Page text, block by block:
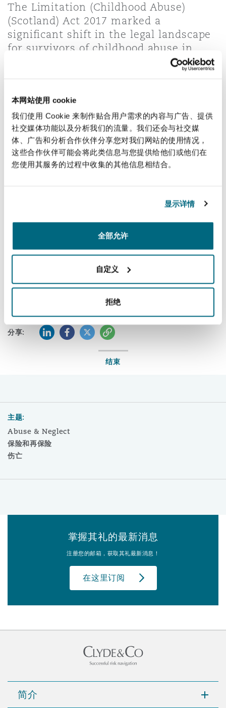
本网站使用 cookie
我们使用 Cookie 来制作贴合用户需求的内容与广告、提供
社交媒体功能以及分析我们的流量。我们还会与社交媒
体、广告和分析合作伙伴分享您对我们网站的使用情况，
这些合作伙伴可能会将此类信息与您提供给他们或他们在
您使用其服务的过程中收集的其他信息相结合。
显示详情
全部允许
自定义
拒绝
MRO (Maintenance, Repair &
Non-Contentious
Satellite & Space
Healthcare
Insurance Coverage
Political Risk & Trade Credit
Property
Reinsurance
Specialty
海
尼
兰巴托 – 联营办公室
阿密
泽西
约
藩市
伦多
尔福德
兹
物浦
彻斯特，新贝利广场2号
兰
黎
The Limitation (Childhood Abuse)
(Scotland) Act 2017 marked a
significant shift in the legal landscape
for survivors of childhood abuse in
victims to seek damages even after the typical
three-year time limit has expired, often holding
employers accountable for the actions of their
employees, such as local authorities for foster
parents.
The Scotsman about the lessons that can be
learned from Scotland’s approach, and the key
differences for any changes in England and
Wales.
Read the article
分享: LinkedInFacebook
Twitter复制
结束
主题:
Abuse & Neglect
保险和再保险
伤亡
掌握其礼的最新消息
注册您的邮箱，获取其礼最新消息！
在这里订阅
简介